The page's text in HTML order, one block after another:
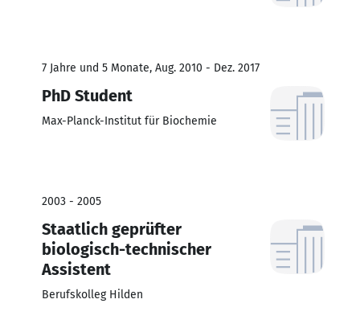
7 Jahre und 5 Monate, Aug. 2010 - Dez. 2017
PhD Student
Max-Planck-Institut für Biochemie
2003 - 2005
Staatlich geprüfter
biologisch-technischer
Assistent
Berufskolleg Hilden